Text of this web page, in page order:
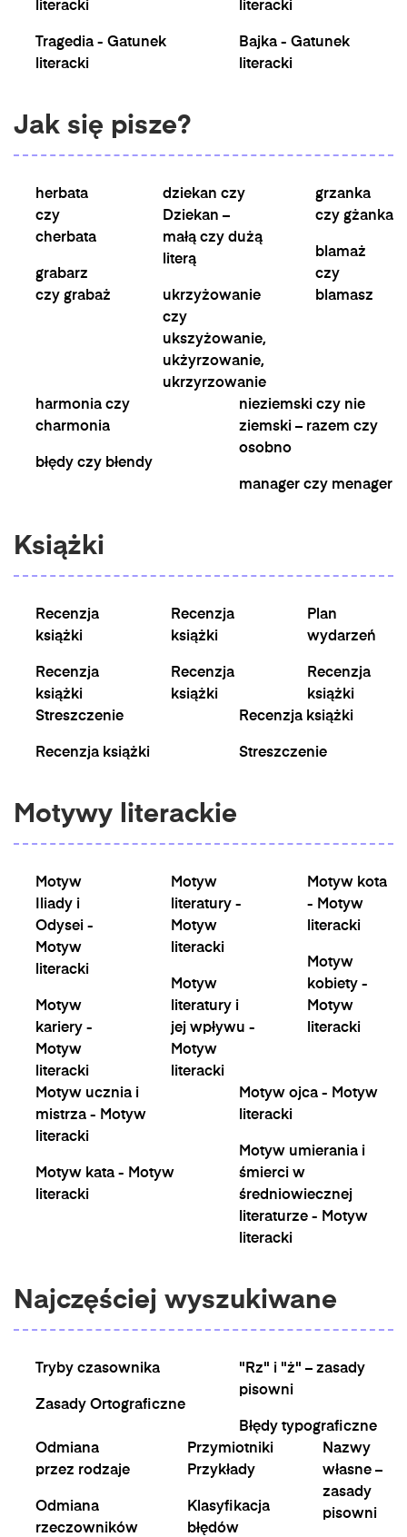
literacki
Tragedia - Gatunek
literacki
literacki
Bajka - Gatunek
literacki
Jak się pisze?
herbata
czy
cherbata
grabarz
czy grabaż
dziekan czy
Dziekan –
małą czy dużą
literą
ukrzyżowanie
czy
ukszyżowanie,
ukżyrzowanie,
ukrzyrzowanie
grzanka
czy gżanka
blamaż
czy
blamasz
harmonia czy
charmonia
błędy czy błendy
nieziemski czy nie
ziemski – razem czy
osobno
manager czy menager
Książki
Recenzja
książki
Recenzja
książki
Recenzja
książki
Recenzja
książki
Plan
wydarzeń
Recenzja
książki
Streszczenie
Recenzja książki
Recenzja książki
Streszczenie
Motywy literackie
Motyw
Iliady i
Odysei -
Motyw
literacki
Motyw
kariery -
Motyw
literacki
Motyw
literatury -
Motyw
literacki
Motyw
literatury i
jej wpływu -
Motyw
literacki
Motyw kota
- Motyw
literacki
Motyw
kobiety -
Motyw
literacki
Motyw ucznia i
mistrza - Motyw
literacki
Motyw kata - Motyw
literacki
Motyw ojca - Motyw
literacki
Motyw umierania i
śmierci w
średniowiecznej
literaturze - Motyw
literacki
Najczęściej wyszukiwane
Tryby czasownika
Zasady Ortograficzne
"Rz" i "ż" – zasady
pisowni
Błędy typograficzne
Odmiana
przez rodzaje
Odmiana
rzeczowników
Przymiotniki
Przykłady
Klasyfikacja
błędów
Nazwy
własne –
zasady
pisowni